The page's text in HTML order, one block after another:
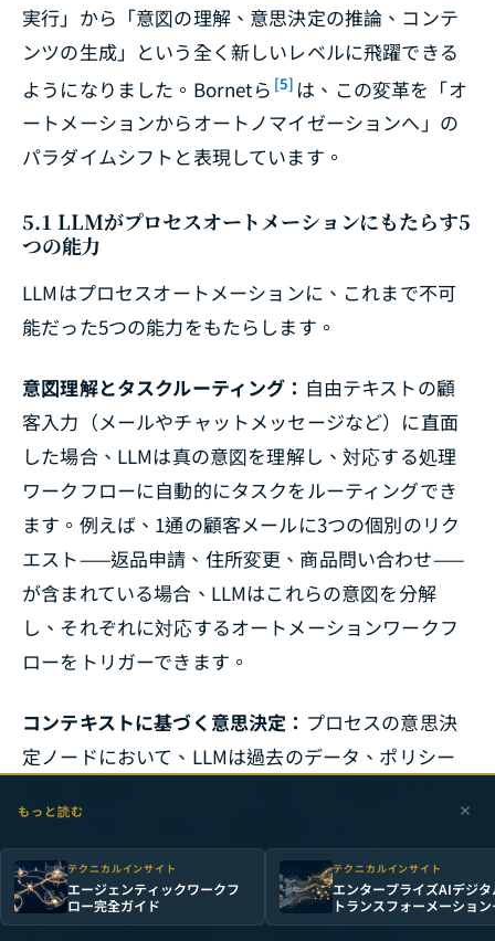
実行」から「意図の理解、意思決定の推論、コンテ
ンツの生成」という全く新しいレベルに飛躍できる
ようになりました。Bornetら [5] は、この変革を「オ
ートメーションからオートノマイゼーションへ」の
パラダイムシフトと表現しています。
5.1 LLMがプロセスオートメーションにもたらす5
つの能力
LLMはプロセスオートメーションに、これまで不可
能だった5つの能力をもたらします。
意図理解とタスクルーティング： 自由テキストの顧
客入力（メールやチャットメッセージなど）に直面
した場合、LLMは真の意図を理解し、対応する処理
ワークフローに自動的にタスクをルーティングでき
ます。例えば、1通の顧客メールに3つの個別のリク
エスト——返品申請、住所変更、商品問い合わせ——
が含まれている場合、LLMはこれらの意図を分解
し、それぞれに対応するオートメーションワークフ
ローをトリガーできます。
コンテキストに基づく意思決定： プロセスの意思決
定ノードにおいて、LLMは過去のデータ、ポリシー
とができます。例えば、保険請求プロセスで、ボー
ダーラインケース（請求額が自動承認閾値をわずか
に超えているが、正当な根拠がある）に直面した場
合、LLMは過去の類似ケースの結果と会社のポリシ
もっと読む
テクニカルインサイト
エージェンティックワークフ
ロー完全ガイド
テクニカルインサイト
エンタープライズAIデジタ
トランスフォーメーション
全ガイド